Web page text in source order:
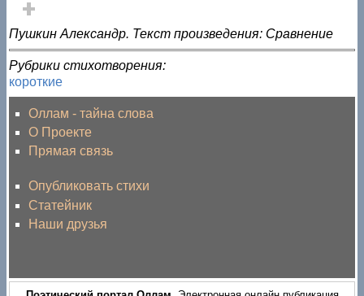
Голос за!
Пушкин Александр. Текст произведения: Сравнение
Рубрики стихотворения:
короткие
Оллам - тайна слова
О Проекте
Прямая связь
Опубликовать стихи
Статейник
Наши друзья